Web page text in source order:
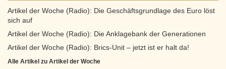
Artikel der Woche (Radio): Die Geschäftsgrundlage des Euro löst
sich auf
Artikel der Woche (Radio): Die Anklagebank der Generationen
Artikel der Woche (Radio): Brics-Unit – jetzt ist er halt da!
Alle Artikel zu Artikel der Woche